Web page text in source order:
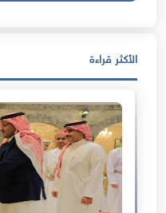
الأكثر قراءة